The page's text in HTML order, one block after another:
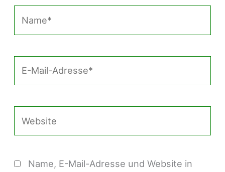
Mail-
Name, E-Mail-Adresse und Website in